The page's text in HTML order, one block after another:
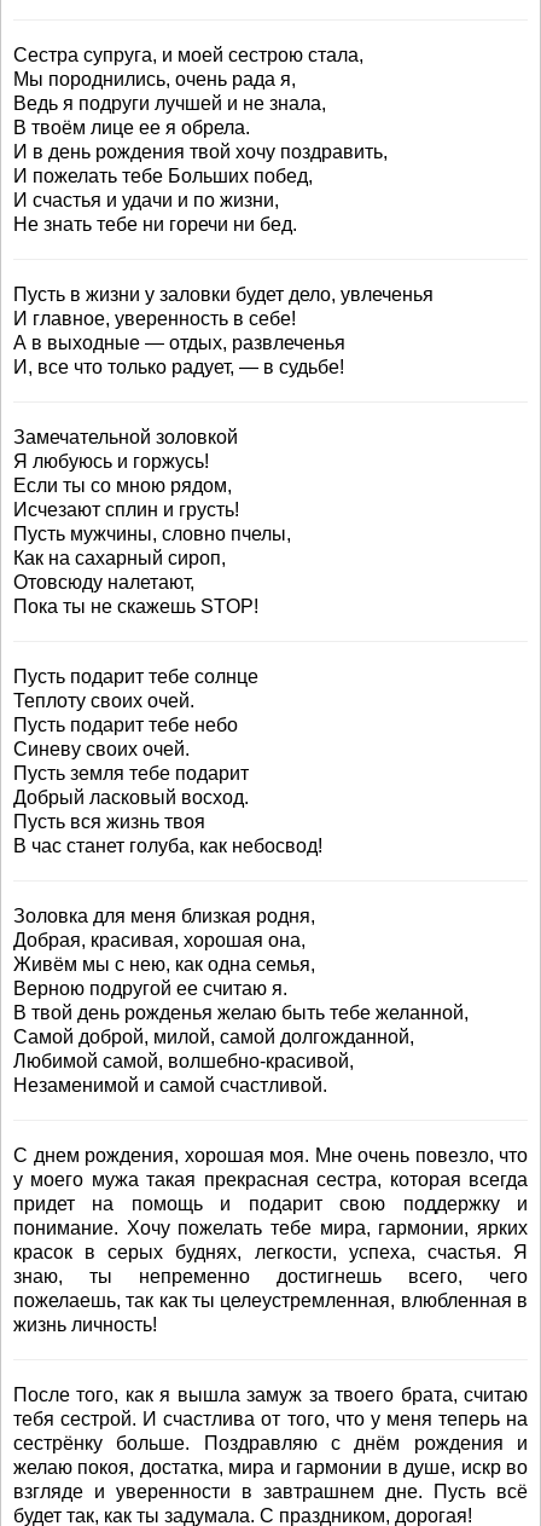
Сестра супруга, и моей сестрою стала,
Мы породнились, очень рада я,
Ведь я подруги лучшей и не знала,
В твоём лице ее я обрела.
И в день рождения твой хочу поздравить,
И пожелать тебе Больших побед,
И счастья и удачи и по жизни,
Не знать тебе ни горечи ни бед.
Пусть в жизни у заловки будет дело, увлеченья
И главное, уверенность в себе!
А в выходные — отдых, развлеченья
И, все что только радует, — в судьбе!
Замечательной золовкой
Я любуюсь и горжусь!
Если ты со мною рядом,
Исчезают сплин и грусть!
Пусть мужчины, словно пчелы,
Как на сахарный сироп,
Отовсюду налетают,
Пока ты не скажешь STOP!
Пусть подарит тебе солнце
Теплоту своих очей.
Пусть подарит тебе небо
Синеву своих очей.
Пусть земля тебе подарит
Добрый ласковый восход.
Пусть вся жизнь твоя
В час станет голуба, как небосвод!
Золовка для меня близкая родня,
Добрая, красивая, хорошая она,
Живём мы с нею, как одна семья,
Верною подругой ее считаю я.
В твой день рожденья желаю быть тебе желанной,
Самой доброй, милой, самой долгожданной,
Любимой самой, волшебно-красивой,
Незаменимой и самой счастливой.
С днем рождения, хорошая моя. Мне очень повезло, что
у моего мужа такая прекрасная сестра, которая всегда
придет на помощь и подарит свою поддержку и
понимание. Хочу пожелать тебе мира, гармонии, ярких
красок в серых буднях, легкости, успеха, счастья. Я
знаю, ты непременно достигнешь всего, чего
пожелаешь, так как ты целеустремленная, влюбленная в
жизнь личность!
После того, как я вышла замуж за твоего брата, считаю
тебя сестрой. И счастлива от того, что у меня теперь на
сестрёнку больше. Поздравляю с днём рождения и
желаю покоя, достатка, мира и гармонии в душе, искр во
взгляде и уверенности в завтрашнем дне. Пусть всё
будет так, как ты задумала. С праздником, дорогая!